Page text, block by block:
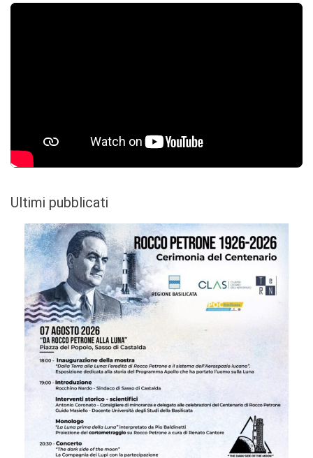
Ultimi pubblicati